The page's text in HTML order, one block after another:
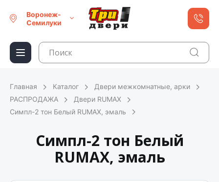
Воронеж-
Семилуки
Главная Каталог
Двери межкомнатные, арки
РАСПРОДАЖА
Двери RUMAX
Симпл-2 тон Белый RUMAX, эмаль
Симпл-2 тон Белый
RUMAX, эмаль